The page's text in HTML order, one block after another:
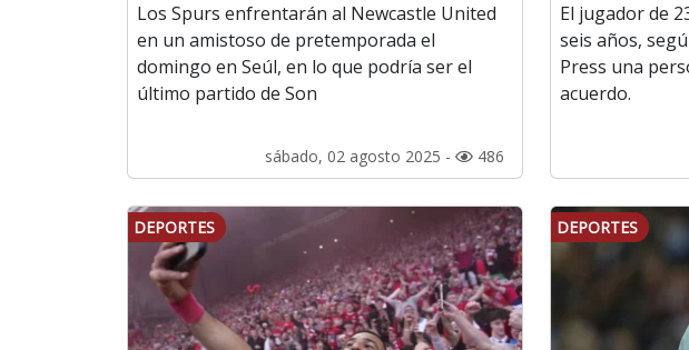
Los Spurs enfrentarán al Newcastle United
en un amistoso de pretemporada el
domingo en Seúl, en lo que podría ser el
último partido de Son
sábado, 02 agosto 2025 - 486
El jugador de
seis años,
Press una
acuerdo.
DEPORTES DEPORTES